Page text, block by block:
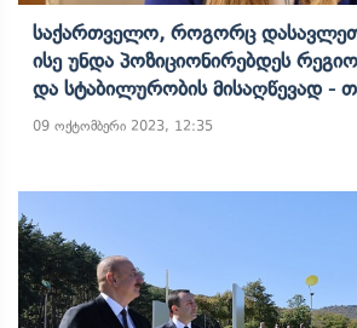
Საქართველო, Როგორც
Ისე Უნდა Პოზიციონირებდეს
Და Სტაბილურობის Მისაღწევად -
09 ოქტომბერი 2023, 12:35